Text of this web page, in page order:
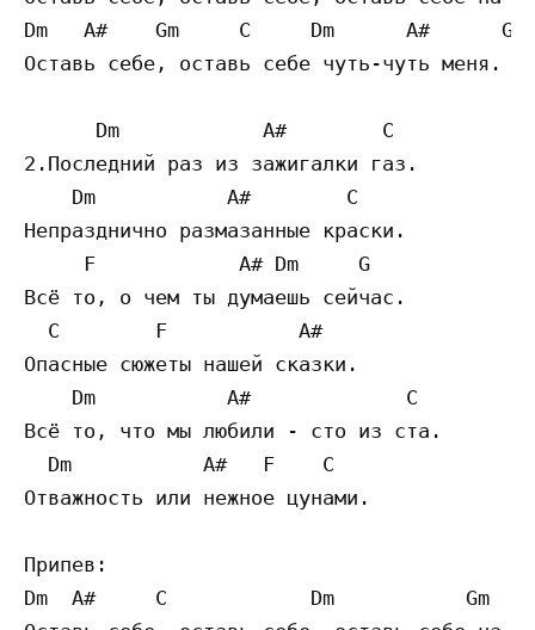
Dm   A#    Gm     C     Dm      A#      G
Оставь себе, оставь себе чуть-чуть меня.
      Dm            A#        C
2.Последний раз из зажигалки газ.
    Dm           A#        C
Непразднично размазанные краски.
     F            A# Dm     G
Всё то, о чем ты думаешь сейчас.
  C        F           A#
Опасные сюжеты нашей сказки.
    Dm           A#             C
Всё то, что мы любили - сто из ста.
  Dm           A#   F    C
Отважность или нежное цунами.
Припев:
Dm  A#     C            Dm           Gm